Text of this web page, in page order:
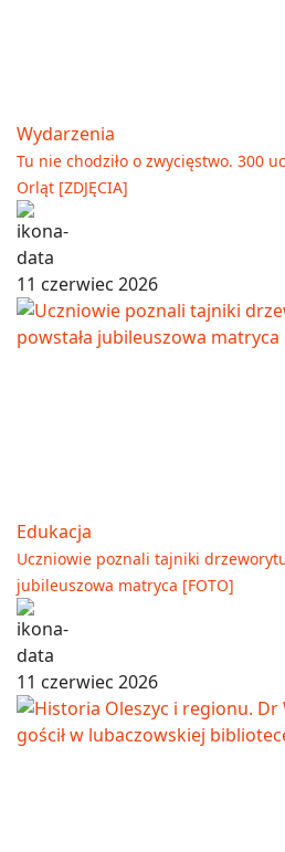
Wydarzenia
Tu nie chodziło o zwycięstwo. 300
Orląt [ZDJĘCIA]
11 czerwiec 2026
Edukacja
Uczniowie poznali tajniki
jubileuszowa matryca [FOTO]
11 czerwiec 2026